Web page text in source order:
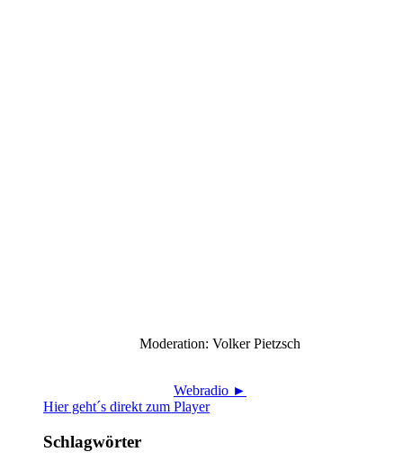
Moderation: Volker Pietzsch
Webradio ►
Hier geht´s direkt zum Player
Schlagwörter